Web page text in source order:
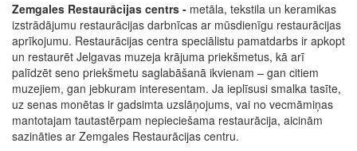
Zemgales Restaurācijas centrs - metāla, tekstila un keramikas
izstrādājumu restaurācijas darbnīcas ar mūsdienīgu restaurācijas
aprīkojumu. Restaurācijas centra speciālistu pamatdarbs ir apkopt
un restaurēt Jelgavas muzeja krājuma priekšmetus, kā arī
palīdzēt seno priekšmetu saglabāšanā ikvienam – gan citiem
muzejiem, gan jebkuram interesentam. Ja ieplīsusi smalka tasīte,
uz senas monētas ir gadsimta uzslāņojums, vai no vecmāmiņas
mantotajam tautastērpam nepieciešama restaurācija, aicinām
sazināties ar Zemgales Restaurācijas centru.